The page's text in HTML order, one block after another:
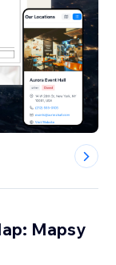
Mapsy